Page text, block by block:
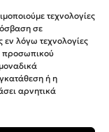
τεχνολογίες
σε
λόγω τεχνολογίες
προσωπικού
ή η
αρνητικά